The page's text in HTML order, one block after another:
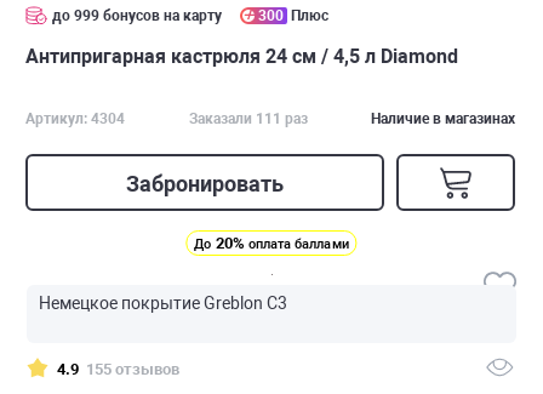
до 999 бонусов на карту 300 Плюс
Антипригарная кастрюля 24 см / 4,5 л Diamond
Артикул: 4304 Заказали 111 раз Наличие в магазинах
Забронировать
До 20% оплата баллами
Немецкое покрытие Greblon C3
4.9 155 отзывов